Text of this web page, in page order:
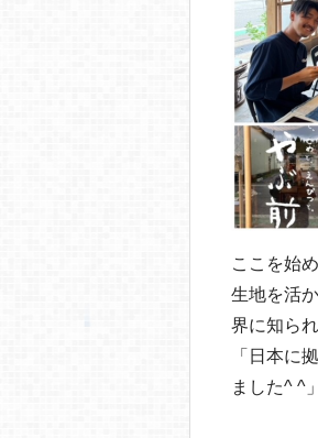
ここを始
生地を活
界に知ら
「日本に
ました^ ^